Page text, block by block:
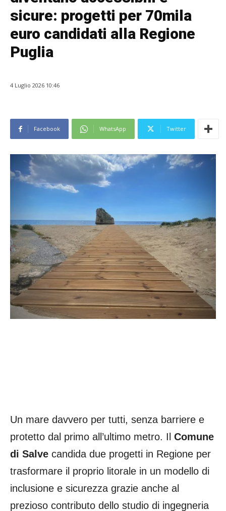
sicure: progetti per 70mila
euro candidati alla Regione
Puglia
4 Luglio 2026 10:46
Facebook WhatsApp Twitter
Un mare davvero per tutti, senza barriere e
protetto dal primo all’ultimo metro. Il Comune
di Salve candida due progetti in Regione per
trasformare il proprio litorale in un modello di
inclusione e sicurezza grazie anche al
prezioso contributo dello studio di ingegneria